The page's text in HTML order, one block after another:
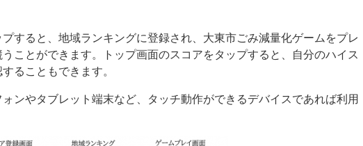
すると、地域ランキングに登録され、大東市ごみ減量化ゲームをプレ
ことができます。トップ画面のスコアをタップすると、自分のハイス
ることもできます。
ンやタブレット端末など、タッチ動作ができるデバイスであれば利用